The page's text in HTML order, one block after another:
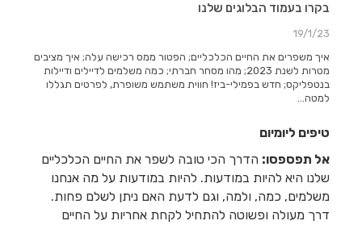
בקרו בעמוד הבלוגים שלנו
19/1/23
איך משפרים את החיים הכלכליים; הפטור ממס רכישה עלה; איך מציבים
מטרות לשנת 2023; מהו מסחר חברתי; כמה משלמים לדיילים ודיילות
בנטפליקס; חדש בפמילי-ביז! חווית משתמש משופרת, לפרטים תגללו
למטה...
טיפים ליומיום
אל תפספסו: הדרך הכי טובה לשפר את החיים הכלכליים
שלנו היא להיות במודעות. להיות במודעות על מה אנחנו
משלמים, כמה, ולמה, וגם לדעת האם ניתן לשלם פחות.
דרך מעולה ופשוטה להתחיל לקחת אחריות על החיים